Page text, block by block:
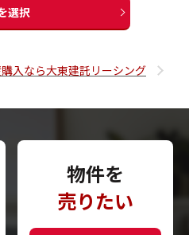
選択
入なら大東建託リーシング
物件を
売りたい